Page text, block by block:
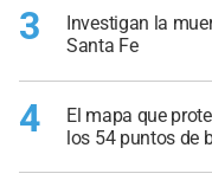
3
Investigan la
Santa Fe
4
El mapa que
los 54 puntos de